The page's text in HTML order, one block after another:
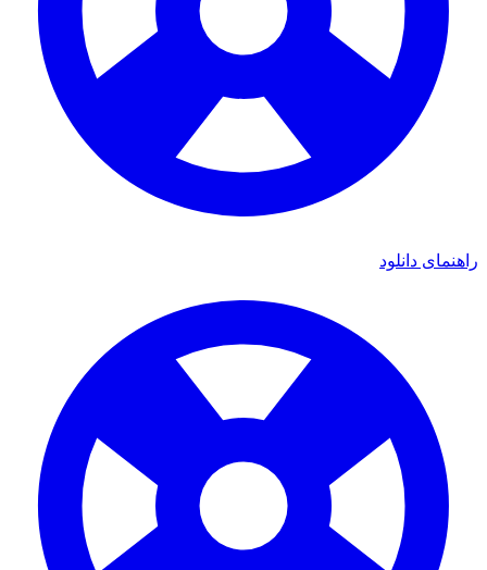
دانلود